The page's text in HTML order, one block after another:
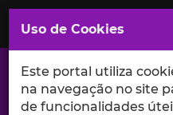
Saltar
para
Conteúdo
Principal
Uso de Cookies
Este portal utiliza
na navegação no site
de funcionalidades